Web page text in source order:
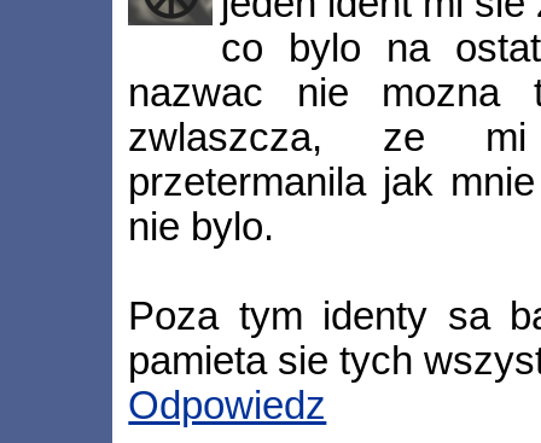
co bylo na
nazwac nie mozna
zwlaszcza, ze
przetermanila jak
nie bylo.
Poza tym identy sa
pamieta sie tych
Odpowiedz